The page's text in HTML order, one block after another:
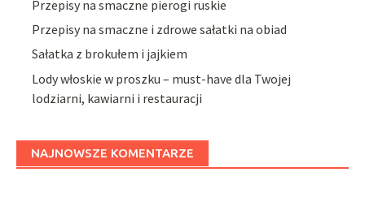
Przepisy na smaczne pierogi ruskie
Przepisy na smaczne i zdrowe sałatki na obiad
Sałatka z brokułem i jajkiem
Lody włoskie w proszku – must-have dla Twojej
lodziarni, kawiarni i restauracji
NAJNOWSZE KOMENTARZE